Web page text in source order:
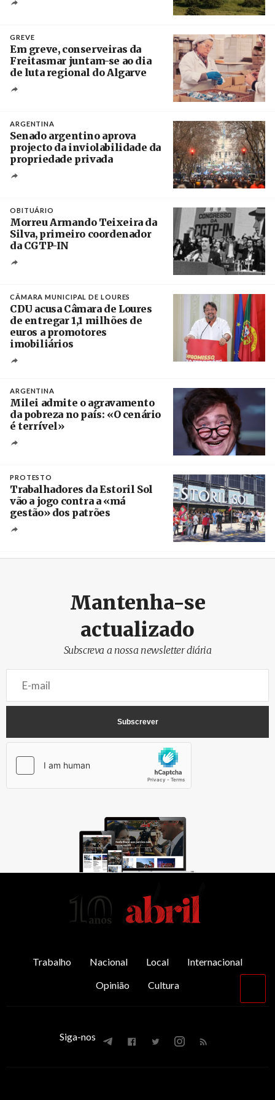
GREVE
Em greve, conserveiras da
Freitasmar juntam-se ao dia
de luta regional do Algarve
ARGENTINA
Senado argentino aprova
projecto da inviolabilidade da
propriedade privada
OBITUÁRIO
Morreu Armando Teixeira da
Silva, primeiro coordenador
da CGTP-IN
CÂMARA MUNICIPAL DE LOURES
CDU acusa Câmara de Loures
de entregar 1,1 milhões de
euros a promotores
imobiliários
ARGENTINA
Milei admite o agravamento
da pobreza no país: «O cenário
é terrível»
PROTESTO
Trabalhadores da Estoril Sol
vão a jogo contra a «má
gestão» dos patrões
Mantenha-se
actualizado
Subscreva a nossa newsletter diária
Trabalho Nacional Local
Internacional
Opinião
Cultura
Siga-nos